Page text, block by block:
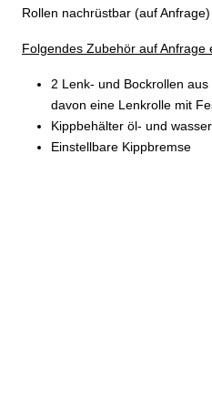
Rollen nachrüstbar (auf Anfrage)
Folgendes Zubehör auf Anfrage
2 Lenk- und Bockrollen
davon eine Lenkrolle mit
Kippbehälter öl- und
Einstellbare Kippbremse